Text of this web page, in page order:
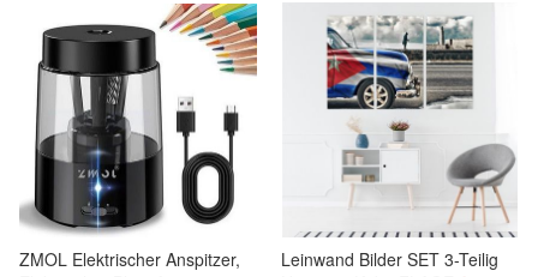
ZMOL Elektrischer Anspitzer,
Leinwand Bilder SET 3-Teilig